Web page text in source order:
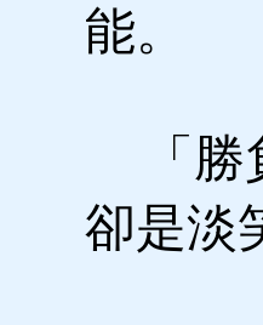
能。
「勝
卻是淡